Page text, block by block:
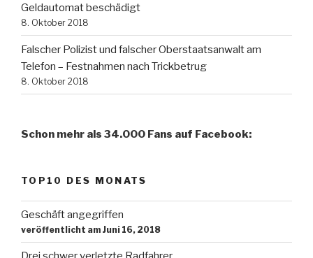
Geldautomat beschädigt
8. Oktober 2018
Falscher Polizist und falscher Oberstaatsanwalt am
Telefon – Festnahmen nach Trickbetrug
8. Oktober 2018
Schon mehr als 34.000 Fans auf Facebook:
TOP10 DES MONATS
Geschäft angegriffen
veröffentlicht am Juni 16, 2018